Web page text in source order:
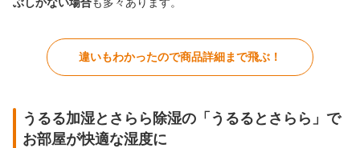
ぶしかない場合も多々あります。
違いもわかったので商品詳細まで飛ぶ！
うるる加湿とさらら除湿の「うるるとさらら」で
お部屋が快適な湿度に